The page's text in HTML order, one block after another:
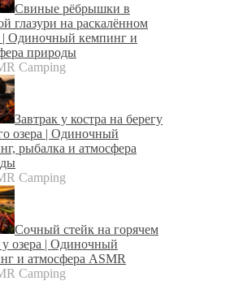
Свиные рёбрышки в
глазури на раскалённом
| Одиночный кемпинг и
природы
Camping
Завтрак у костра на берегу
озера | Одиночный
рыбалка и атмосфера
Camping
Сочный стейк на горячем
озера | Одиночный
и атмосфера ASMR
Camping